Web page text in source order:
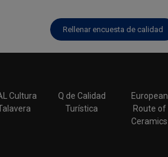
Rellenar encuesta de calidad
Cultura
Q de Calidad
Turística
European
Route of
Ceramics